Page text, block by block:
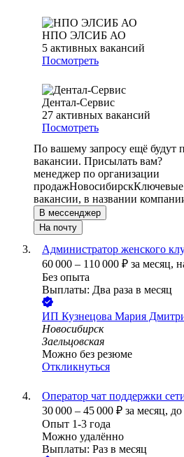
НПО ЭЛСИБ АО
5 активных вакансий
Посмотреть
Дентал-Сервис
27 активных вакансий
Посмотреть
По вашему запросу ещё будут
вакансии. Присылать вам?
менеджер по организации
продажНовосибирскКлючевые
вакансии, в названии
В мессенджер
На почту
Администратор женского
60 000 – 110 000 ₽ за месяц,
Без опыта
Выплаты: Два раза в месяц
ИП Кузнецова Мария
Новосибирск
Заельцовская
Можно без резюме
Откликнуться
Оператор чат поддержки
30 000 – 45 000 ₽ за месяц,
Опыт 1-3 года
Можно удалённо
Выплаты: Раз в месяц